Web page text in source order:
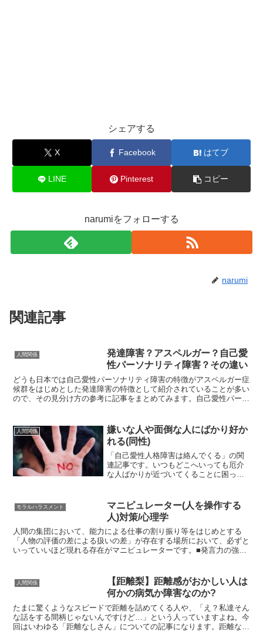
シェアする
X Facebook はてブ
LINE Pinterest コピー
narumiをフォローする
narumi
関連記事
人間関係
発達障害？アスペルガー？自己愛
性パーソナリティ障害？その違い
どうも日本では自己愛性パーソナリティ障害の特徴がアスペルガー症
候群をはじめとした発達障害の特徴として紹介されていることが多い
ので、その見分け方の参考に記事をまとめてみます。自己愛性パーソ
人間関係
嫌いな人や面倒な人にばかり好か
れる(同性)
「自己愛性人格障害は絡んでくる」の関
連記事です。いつもどこへいっても厄介
な人ばかりが近づいてくることに困って
何度も同じ目に遭い続け、心身の不調を
抱えて心理学を学び対処法...
モラルハラスメント
マニピュレーター(人を操作する
人)対策/心理学
人間の集団において、能力による仕事の割り振り等をはじめとする
「人物の評価の差による扱いの差」が存在する場所において、必ずと
いっていいほど現れる存在がマニピュレーターです。■発言力の強い
人間関係
【距離梨】距離感がおかしい人は
何かの病気か障害なのか?
たまに驚くようなスピードで距離を詰めてくる人や、「え？私達そん
な話をする間柄じゃないんですけど…」という人っていますよね。今
回はいわゆる「距離なしさん」についての記事になります。距離なし